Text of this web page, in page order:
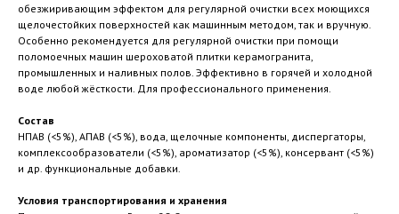
обезжиривающим эффектом для регулярной очистки всех моющихся
щелочестойких поверхностей как машинным методом, так и вручную.
Особенно рекомендуется для регулярной очистки при помощи
поломоечных машин шероховатой плитки керамогранита,
промышленных и наливных полов. Эффективно в горячей и холодной
воде любой жёсткости. Для профессионального применения.
Состав
НПАВ (<5%), АПАВ (<5%), вода, щелочные компоненты, диспергаторы,
комплексообразователи (<5%), ароматизатор (<5%), консервант (<5%)
и др. функциональные добавки.
Условия транспортирования и хранения